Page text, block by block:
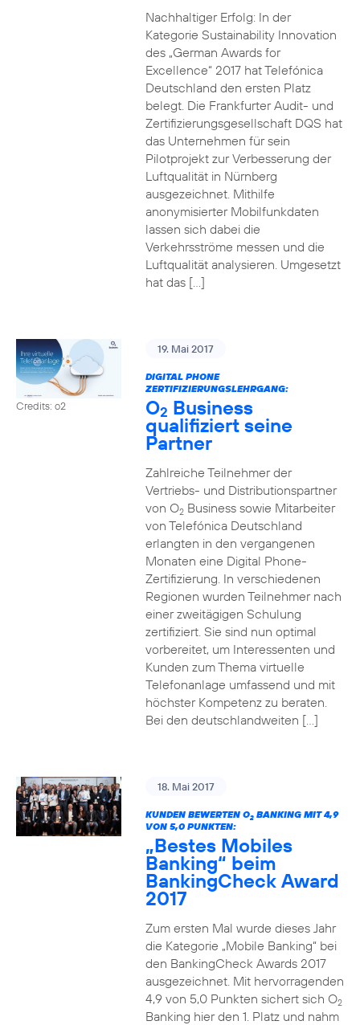
Nachhaltiger Erfolg: In der
Kategorie Sustainability Innovation
des „German Awards for
Excellence“ 2017 hat Telefónica
Deutschland den ersten Platz
belegt. Die Frankfurter Audit- und
Zertifizierungsgesellschaft DQS hat
das Unternehmen für sein
Pilotprojekt zur Verbesserung der
Luftqualität in Nürnberg
ausgezeichnet. Mithilfe
anonymisierter Mobilfunkdaten
lassen sich dabei die
Verkehrsströme messen und die
Luftqualität analysieren. Umgesetzt
hat das […]
Credits: o2
19. Mai 2017
DIGITAL PHONE
ZERTIFIZIERUNGSLEHRGANG:
O2 Business
qualifiziert seine
Partner
Zahlreiche Teilnehmer der
Vertriebs- und Distributionspartner
von O2Business sowie Mitarbeiter
von Telefónica Deutschland
erlangten in den vergangenen
Monaten eine Digital Phone-
Zertifizierung. In verschiedenen
Regionen wurden Teilnehmer nach
einer zweitägigen Schulung
zertifiziert. Sie sind nun optimal
vorbereitet, um Interessenten und
Kunden zum Thema virtuelle
Telefonanlage umfassend und mit
höchster Kompetenz zu beraten.
Bei den deutschlandweiten […]
18. Mai 2017
KUNDEN BEWERTEN O2BANKING MIT 4,9
VON 5,0 PUNKTEN:
„Bestes Mobiles
Banking“ beim
BankingCheck Award
2017
Zum ersten Mal wurde dieses Jahr
die Kategorie „Mobile Banking“ bei
den BankingCheck Awards 2017
ausgezeichnet. Mit hervorragenden
4,9 von 5,0 Punkten sichert sich O2
Banking hier den 1. Platz und nahm